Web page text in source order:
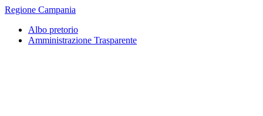
Regione Campania
Albo pretorio
Amministrazione Trasparente